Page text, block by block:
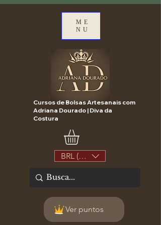
ME
NU
Cursos de Bolsas Artesanais com
Adriana Dourado | Diva da
Costura
BRL (R$)
Ver puntos